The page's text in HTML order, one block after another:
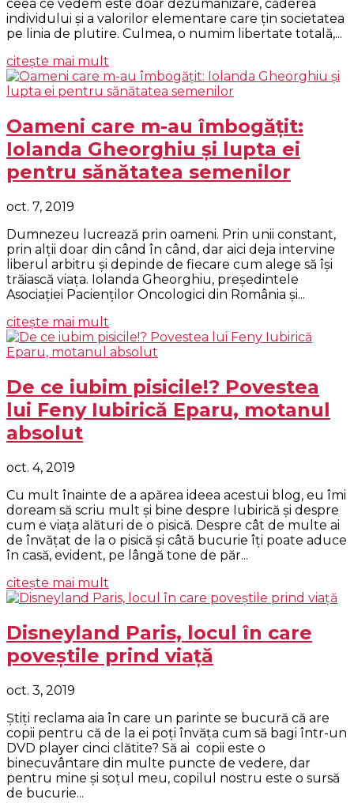
ceea ce vedem este doar dezumanizare, căderea
individului și a valorilor elementare care țin societatea
pe linia de plutire. Culmea, o numim libertate totală,...
citește mai mult
Oameni care m-au îmbogățit:
Iolanda Gheorghiu și lupta ei
pentru sănătatea semenilor
oct. 7, 2019
Dumnezeu lucrează prin oameni. Prin unii constant,
prin alții doar din când în când, dar aici deja intervine
liberul arbitru și depinde de fiecare cum alege să își
trăiască viața. Iolanda Gheorghiu, președintele
Asociației Pacienților Oncologici din România și...
citește mai mult
De ce iubim pisicile!? Povestea
lui Feny Iubirică Eparu, motanul
absolut
oct. 4, 2019
Cu mult înainte de a apărea ideea acestui blog, eu îmi
doream să scriu mult şi bine despre Iubirică şi despre
cum e viaţa alături de o pisică. Despre cât de multe ai
de învăţat de la o pisică şi câtă bucurie îţi poate aduce
în casă, evident, pe lângă tone de păr...
citește mai mult
Disneyland Paris, locul în care
poveștile prind viață
oct. 3, 2019
Știți reclama aia în care un parinte se bucură că are
copii pentru că de la ei poți învăța cum să bagi într-un
DVD player cinci clătite? Să ai copii este o
binecuvântare din multe puncte de vedere, dar
pentru mine și soțul meu, copilul nostru este o sursă
de bucurie...